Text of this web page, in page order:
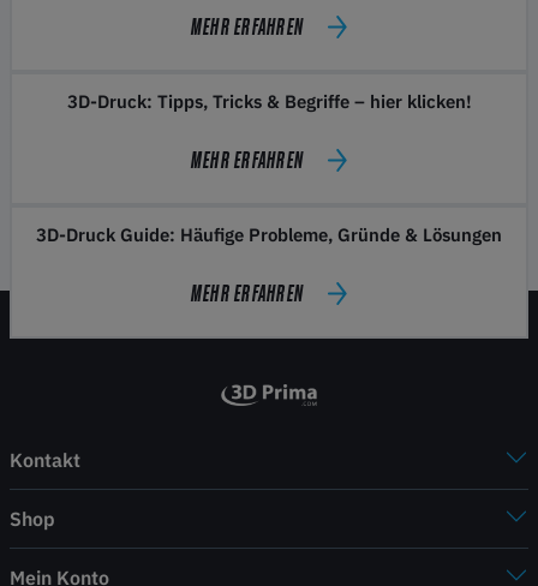
MEHR ERFAHREN
3D-Druck: Tipps, Tricks & Begriffe – hier klicken!
MEHR ERFAHREN
3D-Druck Guide: Häufige Probleme, Gründe & Lösungen
MEHR ERFAHREN
Kontakt
Shop
Mein Konto